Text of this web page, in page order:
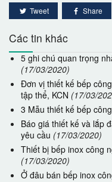
Tweet Share
Các tin khác
5 ghi chú quan trọng
(17/03/2020)
Đơn vị thiết kế bếp
tập thể, KCN (17/03/
3 Mẫu thiết kế bếp
Báo giá thiết kế và lắp
yêu cầu (17/03/2020)
Thiết bị bếp inox công
(17/03/2020)
Ở đâu bán bếp inox